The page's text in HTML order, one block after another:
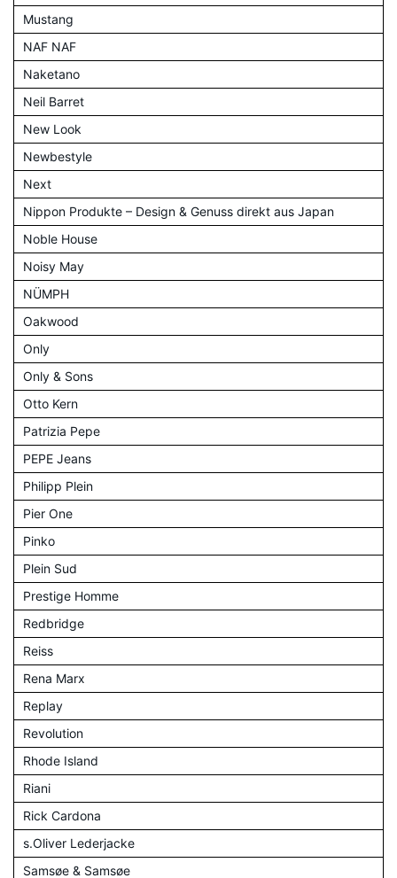
Mustang
NAF NAF
Naketano
Neil Barret
New Look
Newbestyle
Next
Nippon Produkte – Design & Genuss direkt aus Japan
Noble House
Noisy May
NÜMPH
Oakwood
Only
Only & Sons
Otto Kern
Patrizia Pepe
PEPE Jeans
Philipp Plein
Pier One
Pinko
Plein Sud
Prestige Homme
Redbridge
Reiss
Rena Marx
Replay
Revolution
Rhode Island
Riani
Rick Cardona
s.Oliver Lederjacke
Samsøe & Samsøe